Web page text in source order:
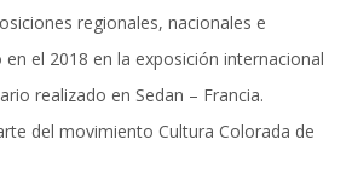
regionales, nacionales e
el 2018 en la exposición internacional
realizado en Sedan – Francia.
del movimiento Cultura Colorada de